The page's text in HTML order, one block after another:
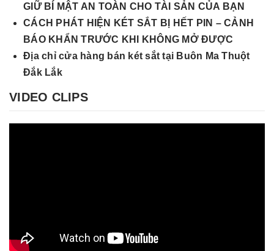
GIỮ BÍ MẬT AN TOÀN CHO TÀI SẢN CỦA BẠN
CÁCH PHÁT HIỆN KÉT SẮT BỊ HẾT PIN – CẢNH
BÁO KHẨN TRƯỚC KHI KHÔNG MỞ ĐƯỢC
Địa chỉ cửa hàng bán két sắt tại Buôn Ma Thuột
Đắk Lắk
VIDEO CLIPS